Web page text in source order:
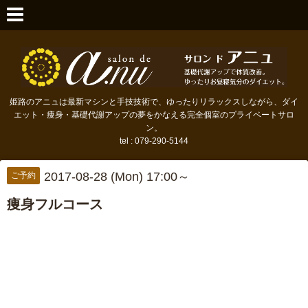
姫路のアニュは最新マシンと手技技術で、ゆったりリラックスしながら、ダイ
エット・痩身・基礎代謝アップの夢をかなえる完全個室のプライベートサロ
ン。
tel : 079-290-5144
ご予約 2017-08-28 (Mon) 17:00～
痩身フルコース